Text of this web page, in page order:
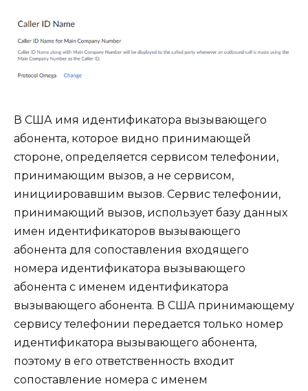
В США имя идентификатора вызывающего
абонента, которое видно принимающей
стороне, определяется сервисом телефонии,
принимающим вызов, а не сервисом,
инициировавшим вызов. Сервис телефонии,
принимающий вызов, использует базу данных
имен идентификаторов вызывающего
абонента для сопоставления входящего
номера идентификатора вызывающего
абонента с именем идентификатора
вызывающего абонента. В США принимающему
сервису телефонии передается только номер
идентификатора вызывающего абонента,
поэтому в его ответственность входит
сопоставление номера с именем